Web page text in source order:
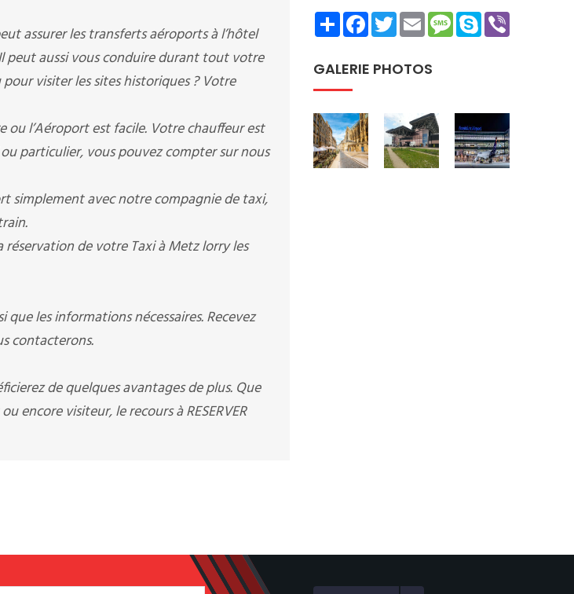
assurer les transferts aéroports à l’hôtel
Il peut aussi vous conduire durant tout votre
visiter les sites historiques ? Votre
ou l’Aéroport est facile. Votre chauffeur est
particulier, vous pouvez compter sur nous
simplement avec notre compagnie de taxi,
de votre Taxi à Metz lorry les
les informations nécessaires. Recevez
contacterons.
de quelques avantages de plus. Que
visiteur, le recours à RESERVER
ShareFacebookTwitterEmailMessage
Skype
GALERIE PHOTOS